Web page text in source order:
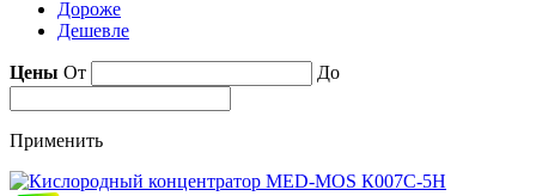
Дороже
Дешевле
Цены От До
Применить